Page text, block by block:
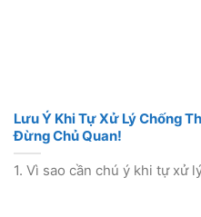
Lưu Ý Khi Tự Xử Lý Chống
Đừng Chủ Quan!
1. Vì sao cần chú ý khi tự xử